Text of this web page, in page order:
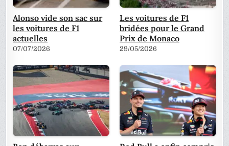
Alonso vide son sac sur
les voitures de F1
actuelles
07/07/2026
Les voitures de F1
bridées pour le Grand
Prix de Monaco
29/05/2026